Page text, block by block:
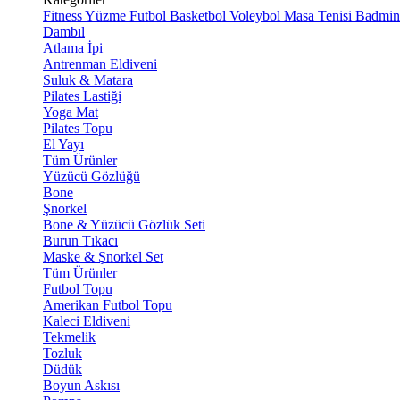
FitnessYüzme Futbol Basketbol Voleybol Masa Tenisi
Dambıl
Atlama İpi
Antrenman Eldiveni
Suluk & Matara
Pilates Lastiği
Yoga Mat
Pilates Topu
El Yayı
Tüm Ürünler
Yüzücü Gözlüğü
Bone
Şnorkel
Bone & Yüzücü Gözlük Seti
Burun Tıkacı
Maske & Şnorkel Set
Tüm Ürünler
Futbol Topu
Amerikan Futbol Topu
Kaleci Eldiveni
Tekmelik
Tozluk
Düdük
Boyun Askısı